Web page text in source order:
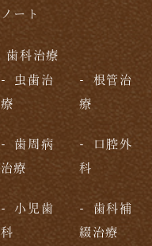
ノート
歯科治療
虫歯治
療
根管治
療
歯周病
治療
口腔外
科
小児歯
科
歯科補
綴治療